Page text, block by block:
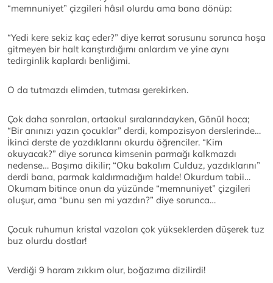
“memnuniyet” çizgileri hâsıl olurdu ama bana dönüp:
“Yedi kere sekiz kaç eder?” diye kerrat sorusunu sorunca hoşa
gitmeyen bir halt karıştırdığımı anlardım ve yine aynı
tedirginlik kaplardı benliğimi.
O da tutmazdı elimden, tutması gerekirken.
Çok daha sonraları, ortaokul sıralarındayken, Gönül hoca;
“Bir anınızı yazın çocuklar” derdi, kompozisyon derslerinde…
İkinci derste de yazdıklarını okurdu öğrenciler. “Kim
okuyacak?” diye sorunca kimsenin parmağı kalkmazdı
nedense… Başıma dikilir; “Oku bakalım Culduz, yazdıklarını”
derdi bana, parmak kaldırmadığım halde! Okurdum tabii…
Okumam bitince onun da yüzünde “memnuniyet” çizgileri
oluşur, ama “bunu sen mi yazdın?” diye sorunca…
Çocuk ruhumun kristal vazoları çok yükseklerden düşerek tuz
buz olurdu dostlar!
Verdiği 9 haram zıkkım olur, boğazıma dizilirdi!